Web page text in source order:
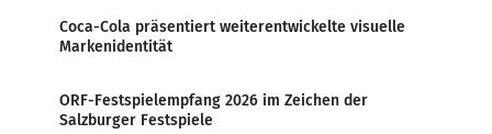
Coca-Cola präsentiert weiterentwickelte visuelle
Markenidentität
ORF-Festspielempfang 2026 im Zeichen der
Salzburger Festspiele